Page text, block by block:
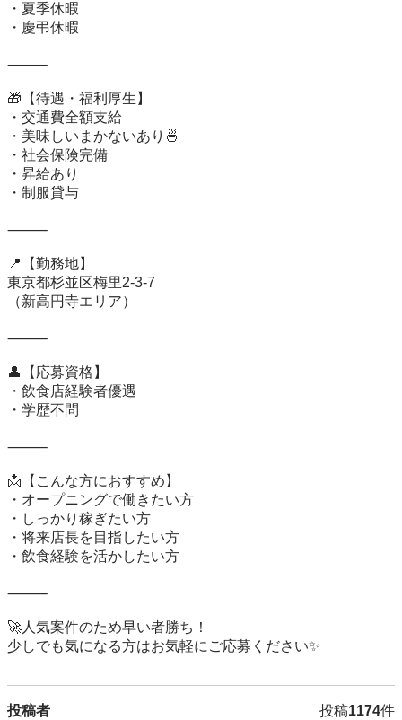
・夏季休暇
・慶弔休暇
⸻
🎁【待遇・福利厚生】
・交通費全額支給
・美味しいまかないあり🍜
・社会保険完備
・昇給あり
・制服貸与
⸻
📍【勤務地】
東京都杉並区梅里2-3-7
（新高円寺エリア）
⸻
👤【応募資格】
・飲食店経験者優遇
・学歴不問
⸻
📩【こんな方におすすめ】
・オープニングで働きたい方
・しっかり稼ぎたい方
・将来店長を目指したい方
・飲食経験を活かしたい方
⸻
🚀人気案件のため早い者勝ち！
少しでも気になる方はお気軽にご応募ください✨
投稿者 投稿1174件